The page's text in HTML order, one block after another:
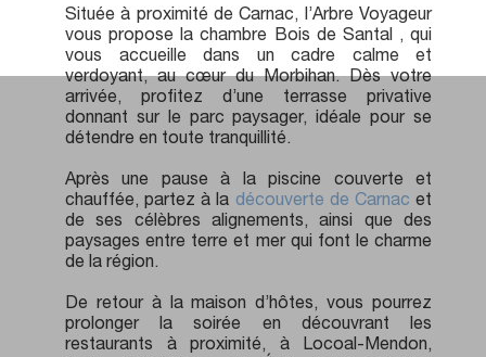
Située à proximité de Carnac, l’Arbre Voyageur
vous propose la chambre Bois de Santal , qui
vous accueille dans un cadre calme et
verdoyant, au cœur du Morbihan. Dès votre
arrivée, profitez d’une terrasse privative
donnant sur le parc paysager, idéale pour se
détendre en toute tranquillité.
Après une pause à la piscine couverte et
chauffée, partez à la découverte de Carnac et
de ses célèbres alignements, ainsi que des
paysages entre terre et mer qui font le charme
de la région.
De retour à la maison d’hôtes, vous pourrez
prolonger la soirée en découvrant les
restaurants à proximité, à Locoal-Mendon,